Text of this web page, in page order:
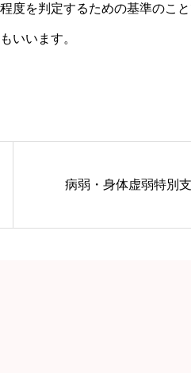
度を判定するための基準のこ
いいます。
病弱・身体虚弱特別